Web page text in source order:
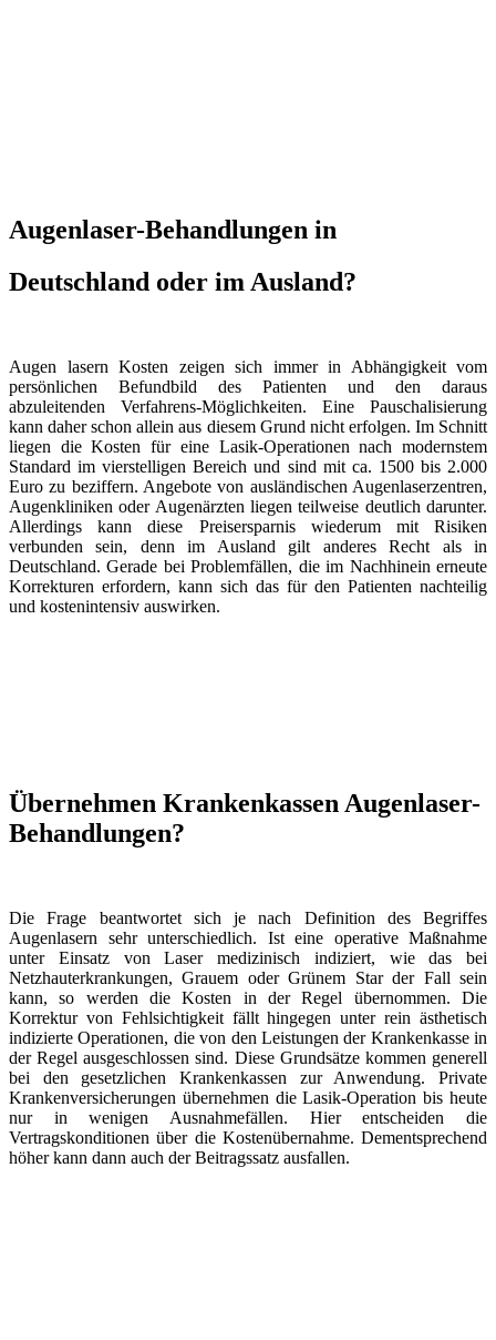
Augenlaser-Behandlungen in
Deutschland oder im Ausland?
Augen lasern Kosten zeigen sich immer in Abhängigkeit vom
persönlichen Befundbild des Patienten und den daraus
abzuleitenden Verfahrens-Möglichkeiten. Eine Pauschalisierung
kann daher schon allein aus diesem Grund nicht erfolgen. Im Schnitt
liegen die Kosten für eine Lasik-Operationen nach modernstem
Standard im vierstelligen Bereich und sind mit ca. 1500 bis 2.000
Euro zu beziffern. Angebote von ausländischen Augenlaserzentren,
Augenkliniken oder Augenärzten liegen teilweise deutlich darunter.
Allerdings kann diese Preisersparnis wiederum mit Risiken
verbunden sein, denn im Ausland gilt anderes Recht als in
Deutschland. Gerade bei Problemfällen, die im Nachhinein erneute
Korrekturen erfordern, kann sich das für den Patienten nachteilig
und kostenintensiv auswirken.
Übernehmen Krankenkassen Augenlaser-
Behandlungen?
Die Frage beantwortet sich je nach Definition des Begriffes
Augenlasern sehr unterschiedlich. Ist eine operative Maßnahme
unter Einsatz von Laser medizinisch indiziert, wie das bei
Netzhauterkrankungen, Grauem oder Grünem Star der Fall sein
kann, so werden die Kosten in der Regel übernommen. Die
Korrektur von Fehlsichtigkeit fällt hingegen unter rein ästhetisch
indizierte Operationen, die von den Leistungen der Krankenkasse in
der Regel ausgeschlossen sind. Diese Grundsätze kommen generell
bei den gesetzlichen Krankenkassen zur Anwendung. Private
Krankenversicherungen übernehmen die Lasik-Operation bis heute
nur in wenigen Ausnahmefällen. Hier entscheiden die
Vertragskonditionen über die Kostenübernahme. Dementsprechend
höher kann dann auch der Beitragssatz ausfallen.